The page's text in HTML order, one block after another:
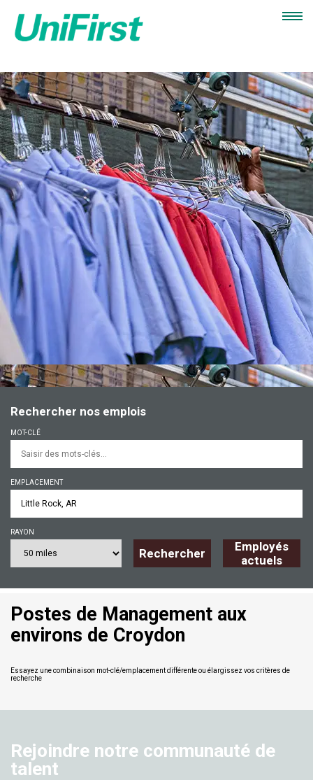
Rechercher nos emplois
MOT-CLÉ
EMPLACEMENT
RAYON
Rechercher
Employés
actuels
Postes de Management aux
environs de Croydon
Essayez une combinaison mot-clé/emplacement différente ou élargissez vos critères de
recherche
Rejoindre notre communauté de
talent